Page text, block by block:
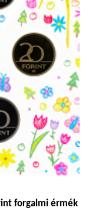
forgalmi érmék